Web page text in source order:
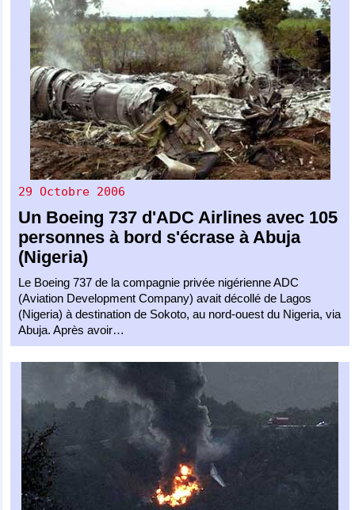
29 Octobre 2006
Un Boeing 737 d'ADC Airlines avec 105
personnes à bord s'écrase à Abuja
(Nigeria)
Le Boeing 737 de la compagnie privée nigérienne ADC
(Aviation Development Company) avait décollé de Lagos
(Nigeria) à destination de Sokoto, au nord-ouest du Nigeria, via
Abuja. Après avoir…